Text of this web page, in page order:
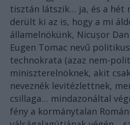
tisztán látszik… ja, és a hét
derült ki az is, hogy a mi
államelnökünk, Nicușor
Eugen Tomac nevű
technokrata (azaz nem-
miniszterelnöknek, akit
neveznék levitézlettnek,
csillaga… mindazonáltal
fény a kormánytalan